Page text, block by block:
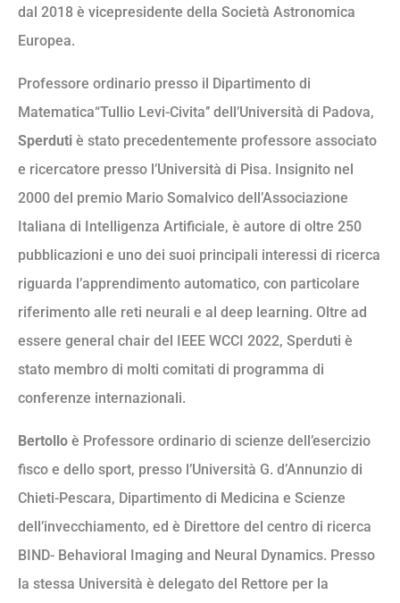
dal 2018 è vicepresidente della Società Astronomica
Europea.
Professore ordinario presso il Dipartimento di
Matematica“Tullio Levi-Civita’’ dell’Università di Padova,
Sperduti è stato precedentemente professore associato
e ricercatore presso l’Università di Pisa. Insignito nel
2000 del premio Mario Somalvico dell’Associazione
Italiana di Intelligenza Artificiale, è autore di oltre 250
pubblicazioni e uno dei suoi principali interessi di ricerca
riguarda l’apprendimento automatico, con particolare
riferimento alle reti neurali e al deep learning. Oltre ad
essere general chair del IEEE WCCI 2022, Sperduti è
stato membro di molti comitati di programma di
conferenze internazionali.
Bertollo è Professore ordinario di scienze dell’esercizio
fisco e dello sport, presso l’Università G. d’Annunzio di
Chieti-Pescara, Dipartimento di Medicina e Scienze
dell’invecchiamento, ed è Direttore del centro di ricerca
BIND- Behavioral Imaging and Neural Dynamics. Presso
la stessa Università è delegato del Rettore per la